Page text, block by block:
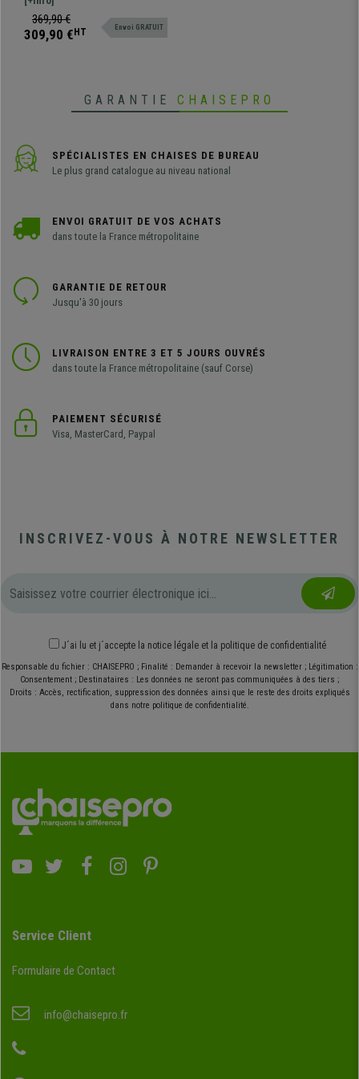
qualité prix. Confortables et
solides, en cuir synthétique
369,90 €
309,90 € HT Envoi GRATUIT
GARANTIE CHAISEPRO
SPÉCIALISTES EN CHAISES DE BUREAU
Le plus grand catalogue au niveau national
ENVOI GRATUIT DE VOS ACHATS
dans toute la France métropolitaine
GARANTIE DE RETOUR
Jusqu'à 30 jours
LIVRAISON ENTRE 3 ET 5 JOURS OUVRÉS
dans toute la France métropolitaine (sauf Corse)
PAIEMENT SÉCURISÉ
Visa, MasterCard, Paypal
INSCRIVEZ-VOUS À NOTRE NEWSLETTER
J´ai lu et j´accepte la notice légale et la politique de confidentialité
Responsable du fichier : CHAISEPRO ; Finalité : Demander à recevoir la newsletter ; Légitimation :
Consentement ; Destinataires : Les données ne seront pas communiquées à des tiers ;
Droits : Accès, rectification, suppression des données ainsi que le reste des droits expliqués
dans notre politique de confidentialité.
Service Client
Formulaire de Contact
info@chaisepro.fr